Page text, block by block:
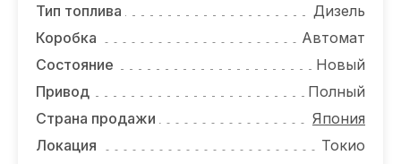
Тип топлива
Дизель
Коробка
Автомат
Состояние
Новый
Привод
Полный
Страна продажи
Япония
Локация
Токио